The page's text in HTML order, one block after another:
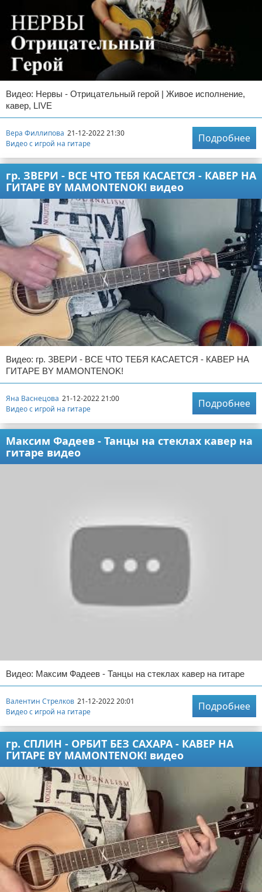
Видео: Нервы - Отрицательный герой | Живое исполнение,
кавер, LIVE
Вера Филлипова 21-12-2022 21:30
Видео с игрой на гитаре
Подробнее
гр. ЗВЕРИ - ВСЕ ЧТО ТЕБЯ КАСАЕТСЯ - КАВЕР НА
ГИТАРЕ BY MAMONTENOK! видео
Видео: гр. ЗВЕРИ - ВСЕ ЧТО ТЕБЯ КАСАЕТСЯ - КАВЕР НА
ГИТАРЕ BY MAMONTENOK!
Яна Васнецова 21-12-2022 21:00
Видео с игрой на гитаре
Подробнее
Максим Фадеев - Танцы на стеклах кавер на
гитаре видео
Видео: Максим Фадеев - Танцы на стеклах кавер на гитаре
Валентин Стрелков 21-12-2022 20:01
Видео с игрой на гитаре
Подробнее
гр. СПЛИН - ОРБИТ БЕЗ САХАРА - КАВЕР НА
ГИТАРЕ BY MAMONTENOK! видео